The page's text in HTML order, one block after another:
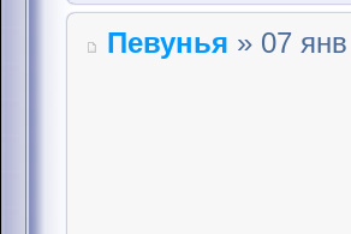
Певунья » 07